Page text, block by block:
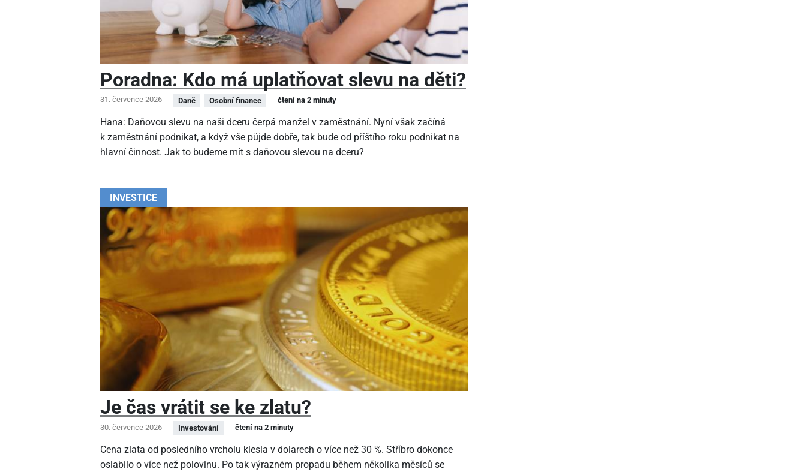
Poradna: Kdo má uplatňovat slevu na děti?
31. července 2026 Daně Osobní finance čtení na 2 minuty
Hana: Daňovou slevu na naši dceru čerpá manžel v zaměstnání. Nyní však začíná
k zaměstnání podnikat, a když vše půjde dobře, tak bude od příštího roku podnikat na
hlavní činnost. Jak to budeme mít s daňovou slevou na dceru?
INVESTICE
Je čas vrátit se ke zlatu?
30. července 2026 Investování čtení na 2 minuty
Cena zlata od posledního vrcholu klesla v dolarech o více než 30 %. Stříbro dokonce
oslabilo o více než polovinu. Po tak výrazném propadu během několika měsíců se